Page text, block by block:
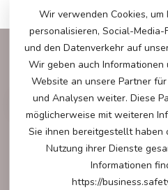
WEITERE
Gerne helfen wir Ihnen bei all
ABONNIEREN SIE
Bleibe auf dem Laufenden mit
Wir verwenden Cookies, um
personalisieren, Social-
und den Datenverkehr auf
Wir geben auch
Website an unsere Partner
und Analysen weiter. Diese
möglicherweise mit weiteren
Sie ihnen bereitgestellt haben
Nutzung ihrer Dienste
Informationen
https://